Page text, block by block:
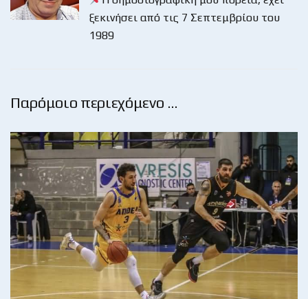
ξεκινήσει από τις 7 Σεπτεμβρίου του
1989
Παρόμοιο περιεχόμενο …